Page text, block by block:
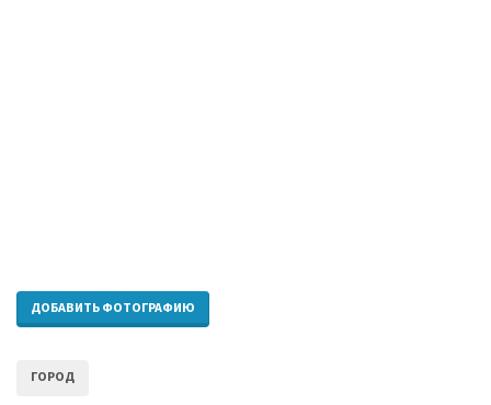
ДОБАВИТЬ ФОТОГРАФИЮ
ГОРОД